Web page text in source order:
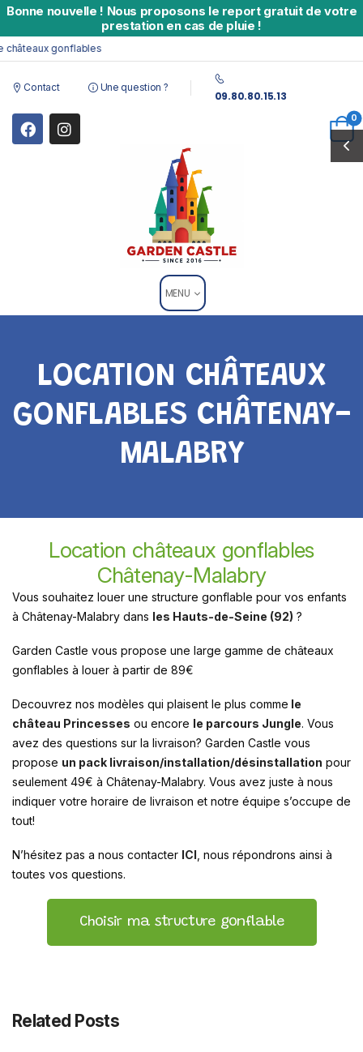
Bonne nouvelle ! Nous proposons le report gratuit de votre
prestation en cas de pluie !
gonflables
Contact Une question ?
09.80.80.15.13
0
MENU
LOCATION CHÂTEAUX
GONFLABLES CHÂTENAY-
MALABRY
Location châteaux gonflables
Châtenay-Malabry
Vous souhaitez louer une structure gonflable pour vos enfants
à Châtenay-Malabry dans les Hauts-de-Seine (92) ?
Garden Castle vous propose une large gamme de châteaux
gonflables à louer à partir de 89€
Decouvrez nos modèles qui plaisent le plus comme le
château Princesses ou encore le parcours Jungle. Vous
avez des questions sur la livraison? Garden Castle vous
propose un pack livraison/installation/désinstallation pour
seulement 49€ à Châtenay-Malabry. Vous avez juste à nous
indiquer votre horaire de livraison et notre équipe s’occupe de
tout!
N’hésitez pas a nous contacter ICI , nous répondrons ainsi à
toutes vos questions.
Choisir ma structure gonflable
Related Posts